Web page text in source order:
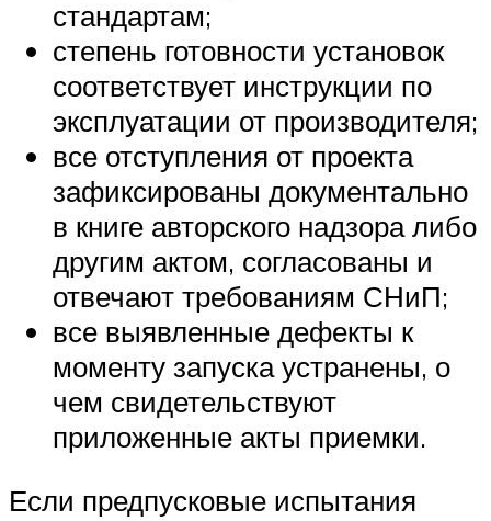
стандартам;
степень готовности установок
соответствует инструкции по
эксплуатации от производителя;
все отступления от проекта
зафиксированы документально
в книге авторского надзора либо
другим актом, согласованы и
отвечают требованиям СНиП;
все выявленные дефекты к
моменту запуска устранены, о
чем свидетельствуют
приложенные акты приемки.
Если предпусковые испытания